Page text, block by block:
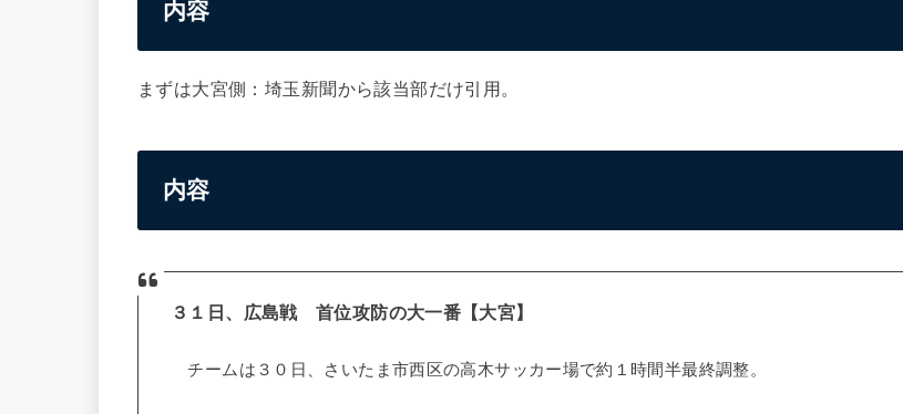
内容
まずは大宮側：埼玉新聞から該当部だけ引用。
内容
３１日、広島戦 首位攻防の大一番【大宮】
チームは３０日、さいたま市西区の高木サッカー場で約１時間半最終調整。